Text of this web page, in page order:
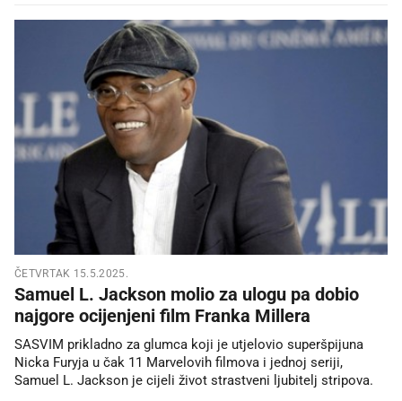
ČETVRTAK 15.5.2025.
Samuel L. Jackson molio za ulogu pa dobio
najgore ocijenjeni film Franka Millera
SASVIM prikladno za glumca koji je utjelovio superšpijuna
Nicka Furyja u čak 11 Marvelovih filmova i jednoj seriji,
Samuel L. Jackson je cijeli život strastveni ljubitelj stripova.